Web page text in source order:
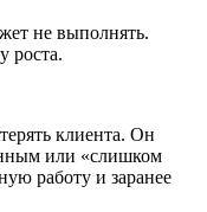
не выполнять.
роста.
клиента. Он
или «слишком
работу и заранее